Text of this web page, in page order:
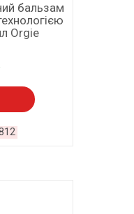
бальзам
Orgie